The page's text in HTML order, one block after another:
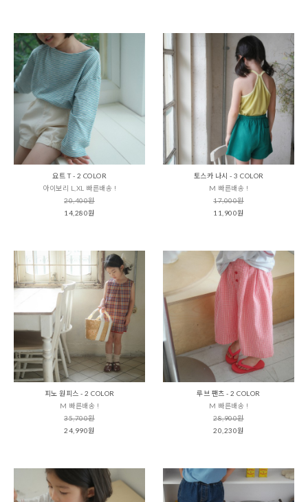
요트 T - 2 COLOR
아이보리 L,XL 빠른배송 !
20,400원
14,280원
토스카 나시 - 3 COLOR
M 빠른배송 !
17,000원
11,900원
피노 원피스 - 2 COLOR
M 빠른배송 !
35,700원
24,990원
루브 팬츠 - 2 COLOR
M 빠른배송 !
28,900원
20,230원